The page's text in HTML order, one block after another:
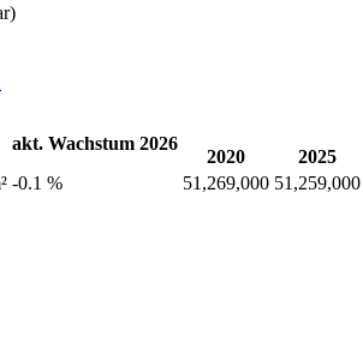
akt. Wachstum 2026
2020
2025
-0.1 % 51,269,000 51,259,000